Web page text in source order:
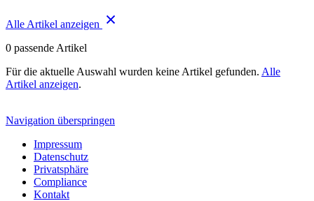
Alle Artikel anzeigen
0 passende Artikel
Für die aktuelle Auswahl wurden keine Artikel gefunden. Alle
Artikel anzeigen.
Navigation überspringen
Impressum
Datenschutz
Privatsphäre
Compliance
Kontakt